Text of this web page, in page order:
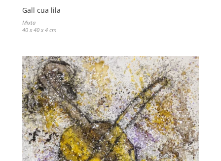
Gall cua lila
Mixta
40 x 40 x 4 cm